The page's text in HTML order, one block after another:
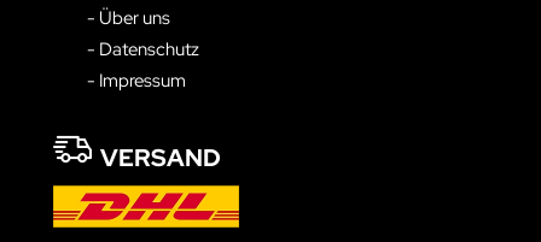
- Über uns
- Datenschutz
- Impressum
VERSAND